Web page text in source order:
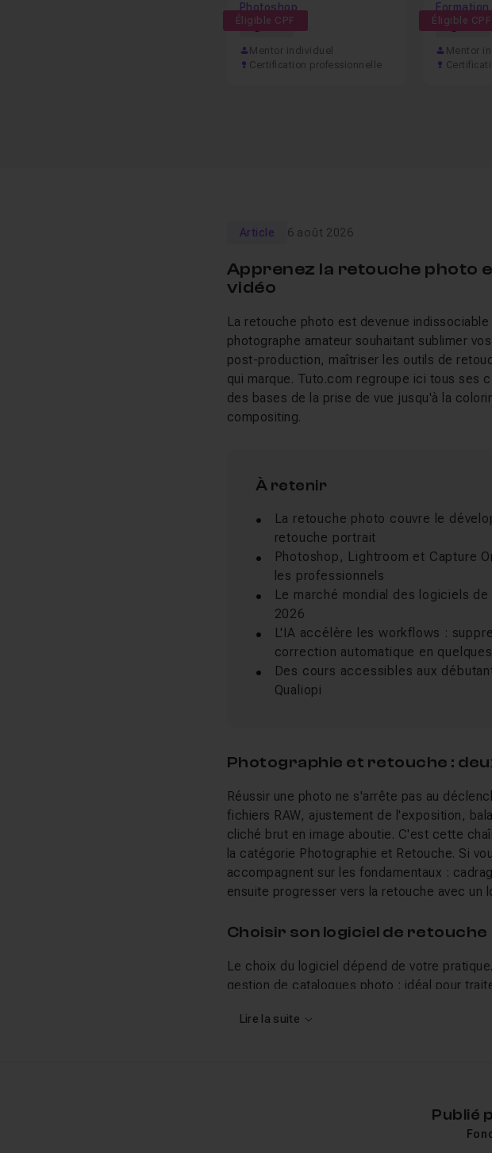
Éligible CPF
Photoshop
57h
Mentor individuel
Certification professionnelle
Éligible CPF
61h
Mentor
Article 6 août 2026
Apprenez la retouche photo
vidéo
La retouche photo est devenue
photographe amateur souhaitant sublimer
post-production, maîtriser les outils de
qui marque. Tuto.com regroupe ici tous ses
des bases de la prise de vue jusqu'à la
compositing.
À retenir
La retouche photo couvre le
retouche portrait
Photoshop, Lightroom et Capture
les professionnels
Le marché mondial des logiciels
2026
L'IA accélère les workflows :
correction automatique en
Des cours accessibles aux
Qualiopi
Photographie et retouche :
Réussir une photo ne s'arrête pas au
fichiers RAW, ajustement de l'exposition,
cliché brut en image aboutie. C'est cette
la catégorie Photographie et Retouche. Si
accompagnent sur les fondamentaux :
ensuite progresser vers la retouche avec un
Choisir son logiciel de retouche
Le choix du logiciel dépend de votre pratique.
gestion de catalogues photo : idéal pour
photographes de studio par la précision de
propose un
offrent des solutions open source
Tuto.com, accessible depuis le menu ci-
La retouche photo en 2026 :
Lire la suite
Publié